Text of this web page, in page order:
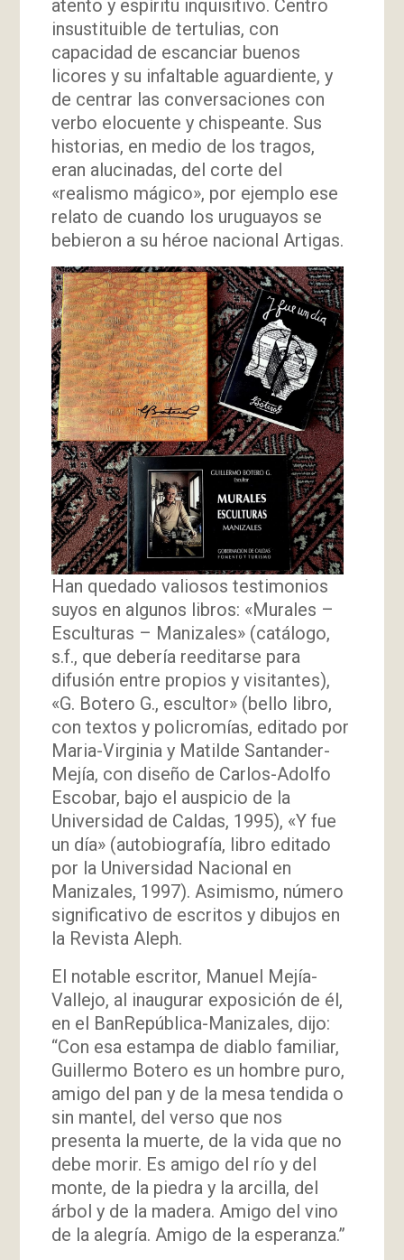
atento y espíritu inquisitivo. Centro
insustituible de tertulias, con
capacidad de escanciar buenos
licores y su infaltable aguardiente, y
de centrar las conversaciones con
verbo elocuente y chispeante. Sus
historias, en medio de los tragos,
eran alucinadas, del corte del
«realismo mágico», por ejemplo ese
relato de cuando los uruguayos se
bebieron a su héroe nacional Artigas.
Han quedado valiosos testimonios
suyos en algunos libros: «Murales –
Esculturas – Manizales» (catálogo,
s.f., que debería reeditarse para
difusión entre propios y visitantes),
«G. Botero G., escultor» (bello libro,
con textos y policromías, editado por
Maria-Virginia y Matilde Santander-
Mejía, con diseño de Carlos-Adolfo
Escobar, bajo el auspicio de la
Universidad de Caldas, 1995), «Y fue
un día» (autobiografía, libro editado
por la Universidad Nacional en
Manizales, 1997). Asimismo, número
significativo de escritos y dibujos en
la Revista Aleph.
El notable escritor, Manuel Mejía-
Vallejo, al inaugurar exposición de él,
en el BanRepública-Manizales, dijo:
“Con esa estampa de diablo familiar,
Guillermo Botero es un hombre puro,
amigo del pan y de la mesa tendida o
sin mantel, del verso que nos
presenta la muerte, de la vida que no
debe morir. Es amigo del río y del
monte, de la piedra y la arcilla, del
árbol y de la madera. Amigo del vino
de la alegría. Amigo de la esperanza.”